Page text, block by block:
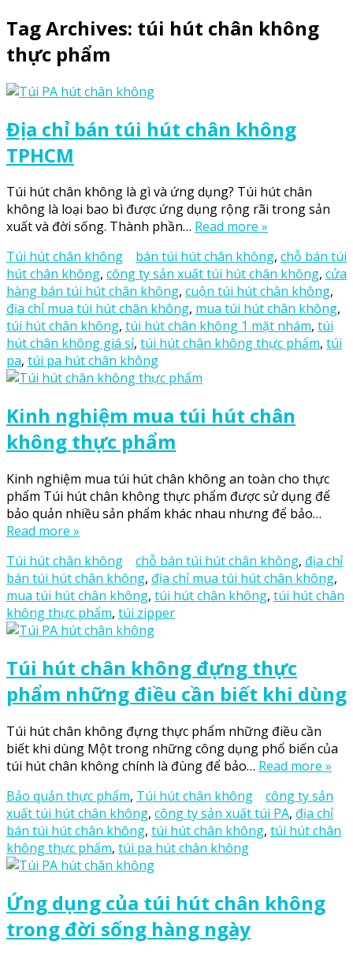
Tag Archives: túi hút chân không
thực phẩm
Địa chỉ bán túi hút chân không
TPHCM
Túi hút chân không là gì và ứng dụng? Túi hút chân
không là loại bao bì được ứng dụng rộng rãi trong sản
xuất và đời sống. Thành phần… Read more »
Túi hút chân không
bán túi hút chân không, chỗ bán túi
hút chân không, công ty sản xuất túi hút chân không, cửa
hàng bán túi hút chân không, cuộn túi hút chân không,
địa chỉ mua túi hút chân không, mua túi hút chân không,
túi hút chân không, túi hút chân không 1 mặt nhám, túi
hút chân không giá sỉ, túi hút chân không thực phẩm, túi
pa, túi pa hút chân không
Kinh nghiệm mua túi hút chân
không thực phẩm
Kinh nghiệm mua túi hút chân không an toàn cho thực
phẩm Túi hút chân không thực phẩm được sử dụng để
bảo quản nhiều sản phẩm khác nhau nhưng để bảo…
Read more »
Túi hút chân không
chỗ bán túi hút chân không, địa chỉ
bán túi hút chân không, địa chỉ mua túi hút chân không,
mua túi hút chân không, túi hút chân không, túi hút chân
không thực phẩm, túi zipper
Túi hút chân không đựng thực
phẩm những điều cần biết khi dùng
Túi hút chân không đựng thực phẩm những điều cần
biết khi dùng Một trong những công dụng phổ biến của
túi hút chân không chính là đùng để bảo… Read more »
Bảo quản thực phẩm, Túi hút chân không
công ty sản
xuất túi hút chân không, công ty sản xuất túi PA, địa chỉ
bán túi hút chân không, túi hút chân không, túi hút chân
không thực phẩm, túi pa hút chân không
Ứng dụng của túi hút chân không
trong đời sống hàng ngày